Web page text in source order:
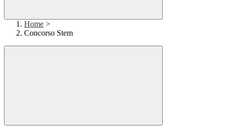
Home >
Concorso Stem